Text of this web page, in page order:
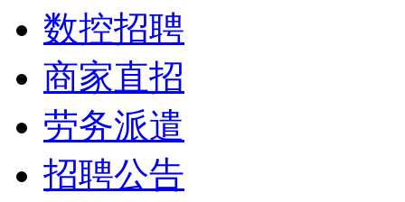
数控招聘
商家直招
劳务派遣
招聘公告